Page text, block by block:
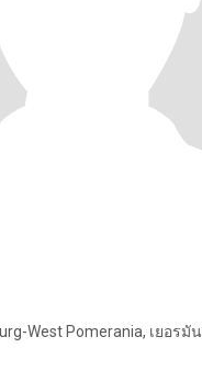
West Pomerania, เยอรมั